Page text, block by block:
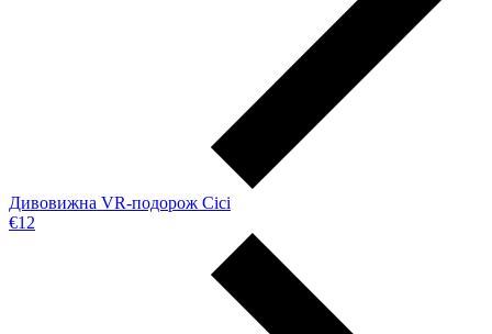
Дивовижна VR-подорож Сісі
€12